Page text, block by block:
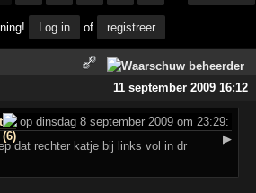
Log in of registreer
11 september 2009 16:12
op dinsdag 8 september 2009 om 23:29:
▶
dat rechter katje bij links vol in dr